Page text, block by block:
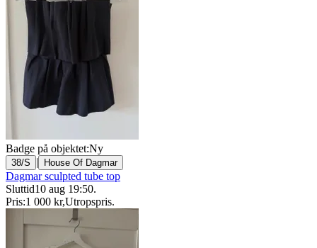
Badge på objektet:Ny
38/S | House Of Dagmar
Dagmar sculpted tube top
Sluttid10 aug 19:50.
Pris:1 000 kr,Utropspris.